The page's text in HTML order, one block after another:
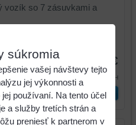
vozík so 7 zásuvkami a
1155,99 €
1421,87 € s DPH
ks Vložiť do košíka
súkromia
vašej návštevy tejto
jej výkonnosti a
používaní. Na tento účel
a služby tretích strán a
preniesť k partnerom v